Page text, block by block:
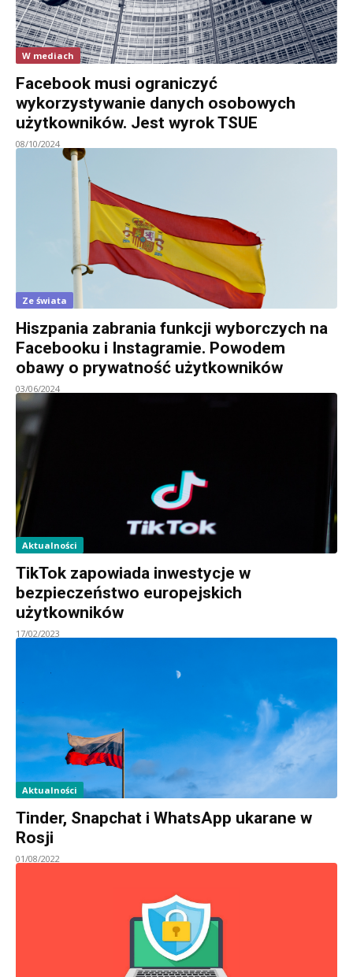
W mediach
Facebook musi ograniczyć
wykorzystywanie danych osobowych
użytkowników. Jest wyrok TSUE
08/10/2024
Ze świata
Hiszpania zabrania funkcji wyborczych na
Facebooku i Instagramie. Powodem
obawy o prywatność użytkowników
03/06/2024
Aktualności
TikTok zapowiada inwestycje w
bezpieczeństwo europejskich
użytkowników
17/02/2023
Aktualności
Tinder, Snapchat i WhatsApp ukarane w
Rosji
01/08/2022